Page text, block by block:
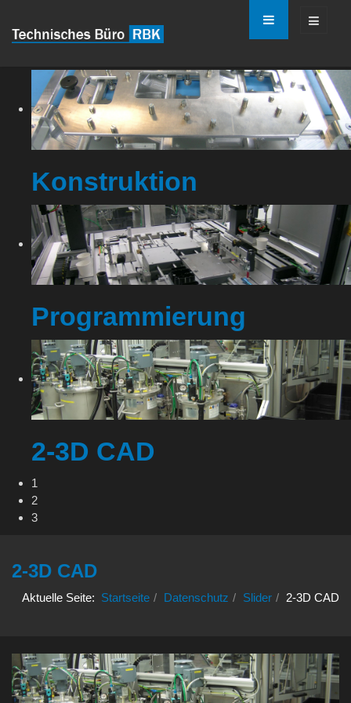
Konstruktion
Programmierung
2-3D CAD
1
2
3
2-3D CAD
Aktuelle Seite: Startseite Datenschutz Slider 2-3D CAD